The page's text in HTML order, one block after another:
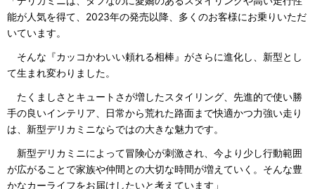
能が人気を得て、2023年の発売以降、多くのお客様にお乗りいただ
いています。
そんな『カッコかわいい頼れる相棒』がさらに進化し、新型とし
て生まれ変わりました。
たくましさとキュートさが増したスタイリング、先進的で使い勝
手の良いインテリア、日常から荒れた路面まで快適かつ力強い走り
は、新型デリカミニならではの大きな魅力です。
新型デリカミニによって冒険心が刺激され、今より少し行動範囲
が広がることで家族や仲間との大切な時間が増えていく。そんな豊
かなカーライフをお届けしたいと考えています」